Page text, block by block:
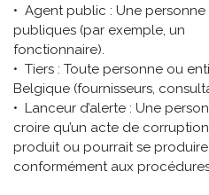
• Agent public : Une
publiques (par exemple, un
fonctionnaire).
• Tiers : Toute personne ou
Belgique (fournisseurs,
• Lanceur d’alerte : Une
croire qu’un acte de corruption
produit ou pourrait se
conformément aux